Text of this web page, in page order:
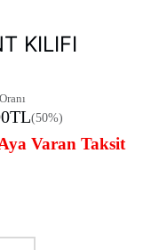
KILIFI
(50%)
Varan Taksit